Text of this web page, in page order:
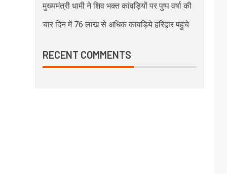
मुख्यमंत्री धामी ने शिव भक्त कांवड़ियों पर पुष्प वर्षा की
चार दिन में 76 लाख से अधिक कावड़िये हरिद्वार पहुंचे
RECENT COMMENTS